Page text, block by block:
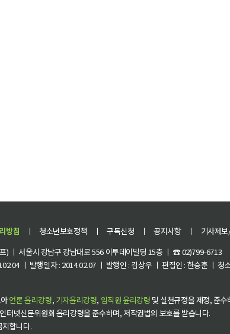
방침 ㅣ 청소년보호정책 ㅣ 구독신청 ㅣ 공지사항 ㅣ 기사제
) ㅣ 서울시 강남구 강남대로 556 이투데이빌딩 15층 ㅣ ☎ 02)799-6713
ㅣ 발행일자 : 2014.02.07 ㅣ 발행인 : 김상우 ㅣ 편집인 : 한승훈 ㅣ 청
언론 윤리강령, 기자윤리강령, 임직원 윤리강령 및 실천규정을 제정, 준
터넷신문위원회 윤리강령을 준수하며, 저작권법의 보호를 받습니다.
지합니다.